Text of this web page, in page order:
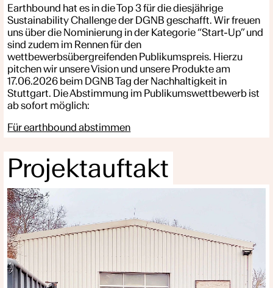
Earthbound hat es in die Top 3 für die diesjährige
Sustainability Challenge der DGNB geschafft. Wir freuen
uns über die Nominierung in der Kategorie “Start-Up” und
sind zudem im Rennen für den
wettbewerbsübergreifenden Publikumspreis. Hierzu
pitchen wir unsere Vision und unsere Produkte am
17.06.2026 beim DGNB Tag der Nachhaltigkeit in
Stuttgart. Die Abstimmung im Publikumswettbewerb ist
ab sofort möglich:
Für earthbound abstimmen
Projektauftakt